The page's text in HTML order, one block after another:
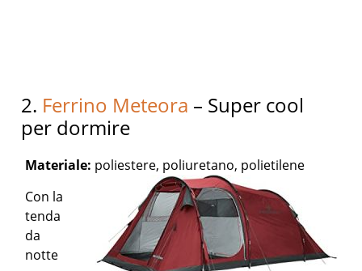
2. Ferrino Meteora – Super cool
per dormire
Materiale: poliestere, poliuretano, polietilene
Con la
tenda
da
notte